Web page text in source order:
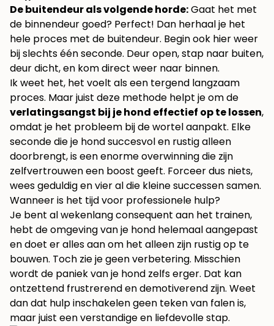
De buitendeur als volgende horde:Gaat het met
de binnendeur goed? Perfect! Dan herhaal je het
hele proces met de buitendeur. Begin ook hier weer
bij slechts één seconde. Deur open, stap naar buiten,
deur dicht, en kom direct weer naar binnen.
Ik weet het, het voelt als een tergend langzaam
proces. Maar juist deze methode helpt je om de
verlatingsangst bij je hond effectief op te lossen,
omdat je het probleem bij de wortel aanpakt. Elke
seconde die je hond succesvol en rustig alleen
doorbrengt, is een enorme overwinning die zijn
zelfvertrouwen een boost geeft. Forceer dus niets,
wees geduldig en vier al die kleine successen samen.
Wanneer is het tijd voor professionele hulp?
Je bent al wekenlang consequent aan het trainen,
hebt de omgeving van je hond helemaal aangepast
en doet er alles aan om het alleen zijn rustig op te
bouwen. Toch zie je geen verbetering. Misschien
wordt de paniek van je hond zelfs erger. Dat kan
ontzettend frustrerend en demotiverend zijn. Weet
dan dat hulp inschakelen geen teken van falen is,
maar juist een verstandige en liefdevolle stap.